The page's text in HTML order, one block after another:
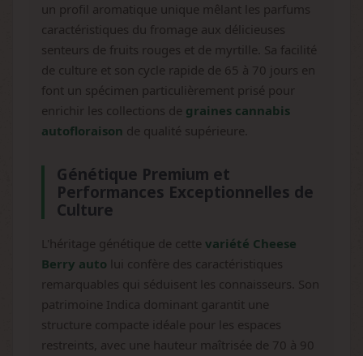
un profil aromatique unique mêlant les parfums
caractéristiques du fromage aux délicieuses
senteurs de fruits rouges et de myrtille. Sa facilité
de culture et son cycle rapide de 65 à 70 jours en
font un spécimen particulièrement prisé pour
enrichir les collections de graines cannabis
autofloraison de qualité supérieure.
Génétique Premium et
Performances Exceptionnelles de
Culture
L'héritage génétique de cette variété Cheese
Berry auto lui confère des caractéristiques
remarquables qui séduisent les connaisseurs. Son
patrimoine Indica dominant garantit une
structure compacte idéale pour les espaces
restreints, avec une hauteur maîtrisée de 70 à 90